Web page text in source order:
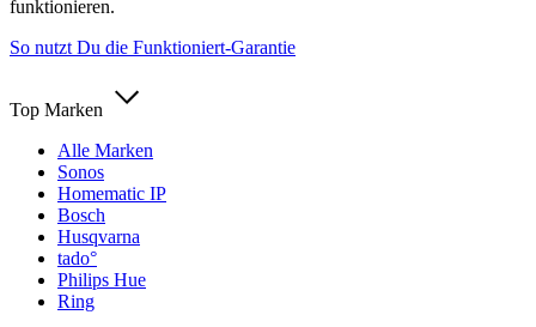
funktionieren.
So nutzt Du die Funktioniert-Garantie
Top Marken
Alle Marken
Sonos
Homematic IP
Bosch
Husqvarna
tado°
Philips Hue
Ring